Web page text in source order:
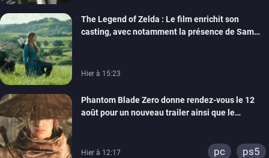
The Legend of Zelda : Le film enrichit son
casting, avec notamment la présence de Sam
Hier à 15:23
Phantom Blade Zero donne rendez-vous le 12
août pour un nouveau trailer ainsi que le
Hier à 12:17 pc ps5